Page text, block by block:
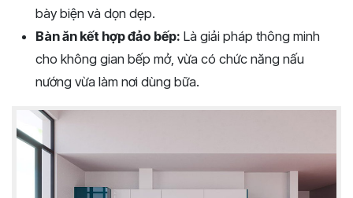
bày biện và dọn dẹp.
Bàn ăn kết hợp đảo bếp: Là giải pháp thông minh
cho không gian bếp mở, vừa có chức năng nấu
nướng vừa làm nơi dùng bữa.